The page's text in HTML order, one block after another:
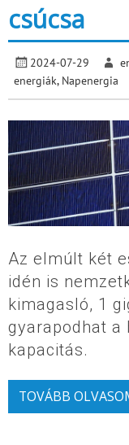
csúcsa
2024-07-29
energiák, Napenergia
Az elmúlt két
idén is
kimagasló, 1
gyarapodhat a
kapacitás.
TOVÁBB